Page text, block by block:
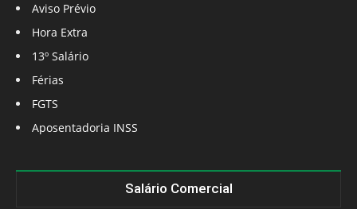
Aviso Prévio
Hora Extra
13º Salário
Férias
FGTS
Aposentadoria INSS
Salário Comercial